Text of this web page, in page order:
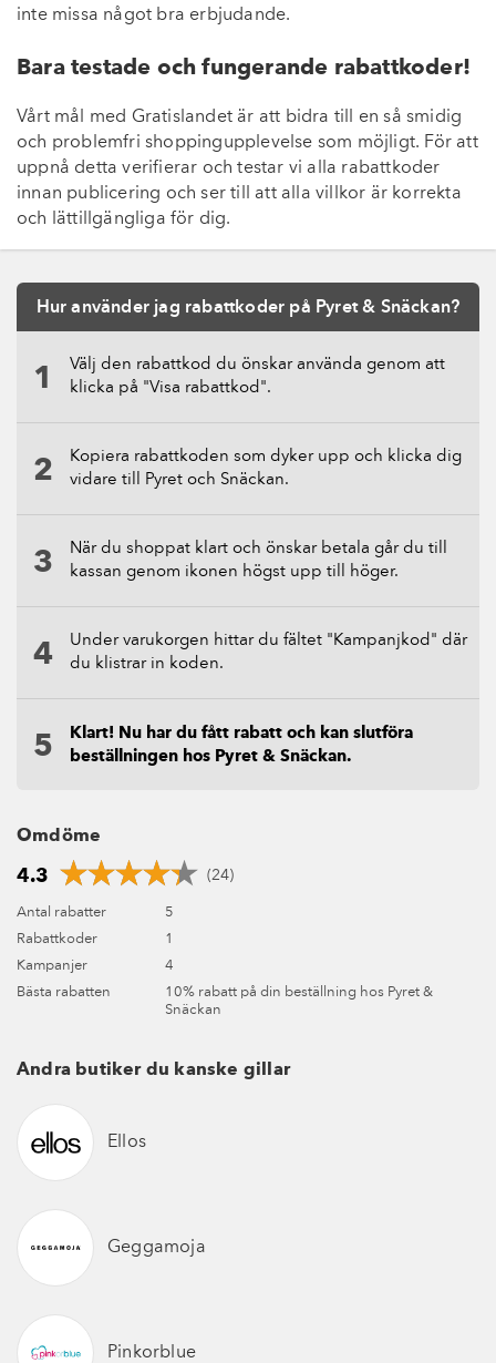
inte missa något bra erbjudande.
Bara testade och fungerande rabattkoder!
Vårt mål med Gratislandet är att bidra till en så smidig
och problemfri shoppingupplevelse som möjligt. För att
uppnå detta verifierar och testar vi alla rabattkoder
innan publicering och ser till att alla villkor är korrekta
och lättillgängliga för dig.
Hur använder jag rabattkoder på Pyret & Snäckan?
Välj den rabattkod du önskar använda genom att
klicka på "Visa rabattkod".
Kopiera rabattkoden som dyker upp och klicka dig
vidare till Pyret och Snäckan.
När du shoppat klart och önskar betala går du till
kassan genom ikonen högst upp till höger.
Under varukorgen hittar du fältet "Kampanjkod" där
du klistrar in koden.
Klart! Nu har du fått rabatt och kan slutföra
beställningen hos Pyret & Snäckan.
Omdöme
4.3 (24)
Antal rabatter
5
Rabattkoder
1
Kampanjer
4
Bästa rabatten
10% rabatt på din beställning hos Pyret &
Snäckan
Andra butiker du kanske gillar
Ellos
Geggamoja
Pinkorblue